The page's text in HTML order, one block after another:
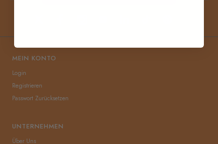
MEIN KONTO
Login
Registrieren
Passwort Zurücksetzen
UNTERNEHMEN
Über Uns